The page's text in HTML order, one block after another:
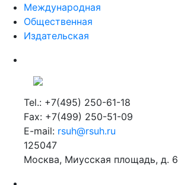
Международная
Общественная
Издательская
Tel.: +7(495) 250-61-18
Fax: +7(499) 250-51-09
E-mail: rsuh@rsuh.ru
125047
Москва, Миусская площадь, д. 6